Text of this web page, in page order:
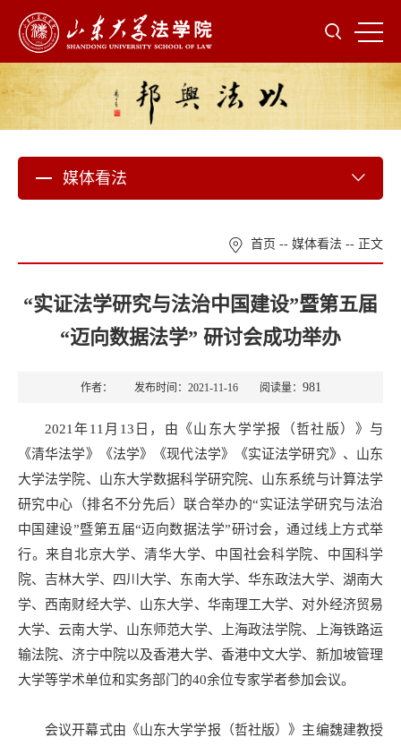
媒体看法
首页 -- 媒体看法 -- 正文
“实证法学研究与法治中国建设”暨第五届
“迈向数据法学” 研讨会成功举办
作者： 发布时间：2021-11-16 阅读量： 981
2021年11月13日，由《山东大学学报（哲社版）》与
《清华法学》《法学》《现代法学》《实证法学研究》、山东
大学法学院、山东大学数据科学研究院、山东系统与计算法学
研究中心（排名不分先后）联合举办的“实证法学研究与法治
中国建设”暨第五届“迈向数据法学”研讨会，通过线上方式举
行。来自北京大学、清华大学、中国社会科学院、中国科学
院、吉林大学、四川大学、东南大学、华东政法大学、湖南大
学、西南财经大学、山东大学、华南理工大学、对外经济贸易
大学、云南大学、山东师范大学、上海政法学院、上海铁路运
输法院、济宁中院以及香港大学、香港中文大学、新加坡管理
大学等学术单位和实务部门的40余位专家学者参加会议。
会议开幕式由《山东大学学报（哲社版）》主编魏建教授